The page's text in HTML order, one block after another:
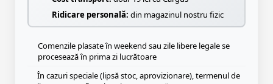
Ridicare personală: din magazinul nostru fizic
Comenzile plasate în weekend sau zile libere legale se
procesează în prima zi lucrătoare
În cazuri speciale (lipsă stoc, aprovizionare), termenul de